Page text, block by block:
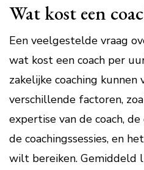
Wat kost een
Een veelgestelde vraag
wat kost een coach per
zakelijke coaching kunnen
verschillende factoren,
expertise van de coach,
de coachingssessies, en
wilt bereiken. Gemiddeld